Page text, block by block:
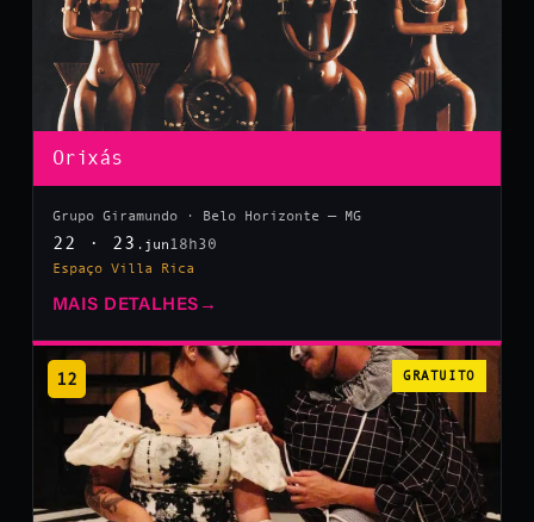
Orixás
Grupo Giramundo · Belo Horizonte — MG
22 · 23 .jun 18h30
Espaço Villa Rica
MAIS DETALHES →
12 GRATUITO